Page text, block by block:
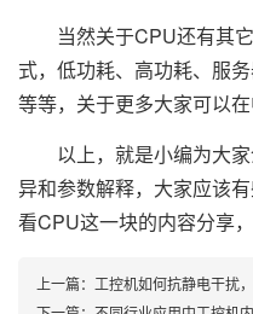
当然关于CPU还有其它
式，低功耗、高功耗、服
等等，关于更多大家可以在
以上，就是小编为大家
异和参数解释，大家应该
看CPU这一块的内容分享
上一篇： 工控机如何抗静电干扰